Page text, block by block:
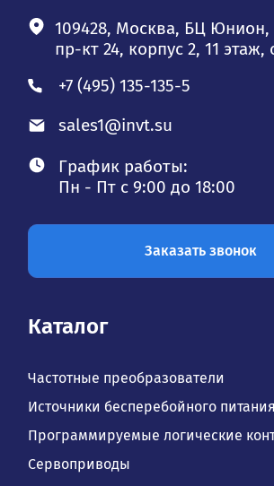
109428, Москва, БЦ Юнион,
пр-кт 24, корпус 2, 11 этаж,
+7 (495) 135-135-5
sales1@invt.su
График работы:
Пн - Пт с 9:00 до 18:00
Заказать звонок
Каталог
Частотные преобразователи
Источники бесперебойного питания
Программируемые логические
Сервоприводы